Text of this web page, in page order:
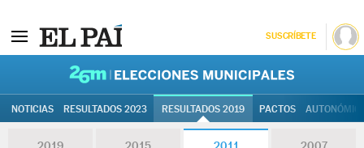
SUSCRÍBETE
NOTICIAS RESULTADOS 2023 RESULTADOS 2019 PACTOS